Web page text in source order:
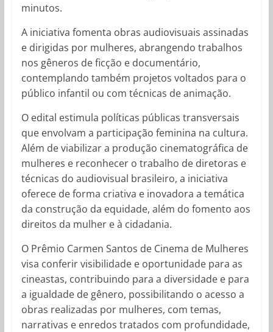
minutos.
A iniciativa fomenta obras audiovisuais assinadas
e dirigidas por mulheres, abrangendo trabalhos
nos gêneros de ficção e documentário,
contemplando também projetos voltados para o
público infantil ou com técnicas de animação.
O edital estimula políticas públicas transversais
que envolvam a participação feminina na cultura.
Além de viabilizar a produção cinematográfica de
mulheres e reconhecer o trabalho de diretoras e
técnicas do audiovisual brasileiro, a iniciativa
oferece de forma criativa e inovadora a temática
da construção da equidade, além do fomento aos
direitos da mulher e à cidadania.
O Prêmio Carmen Santos de Cinema de Mulheres
visa conferir visibilidade e oportunidade para as
cineastas, contribuindo para a diversidade e para
a igualdade de gênero, possibilitando o acesso a
obras realizadas por mulheres, com temas,
narrativas e enredos tratados com profundidade,